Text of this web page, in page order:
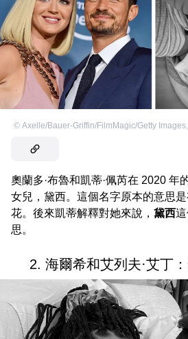
© Axelle/Bauer-Griffin/FilmMagic/Getty Images,
奧蘭多·布魯和凱蒂·佩芮在 2020 年
女兒，黛西。這個名字原本的意思
花。後來凱蒂解釋對她來說， 黛西
思。
2. 海爾希和艾列夫·艾丁